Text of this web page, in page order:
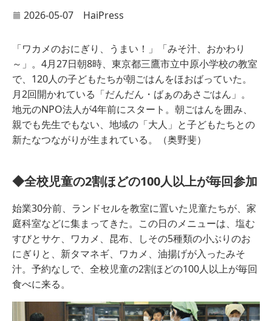
2026-05-07 HaiPress
「ワカメのおにぎり、うまい！」「みそ汁、おかわり
～」。4月27日朝8時、東京都三鷹市立中原小学校の教室
で、120人の子どもたちが朝ごはんをほおばっていた。
月2回開かれている「だんだん・ばぁのあさごはん」。
地元のNPO法人が4年前にスタート。朝ごはんを囲み、
親でも先生でもない、地域の「大人」と子どもたちとの
新たなつながりが生まれている。（奥野斐）
◆全校児童の2割ほどの100人以上が毎回参加
始業30分前、ランドセルを教室に置いた児童たちが、家
庭科室などに集まってきた。この日のメニューは、塩む
すびとサケ、ワカメ、昆布、しその5種類の小ぶりのお
にぎりと、新タマネギ、ワカメ、油揚げが入ったみそ
汁。予約なしで、全校児童の2割ほどの100人以上が毎回
食べに来る。